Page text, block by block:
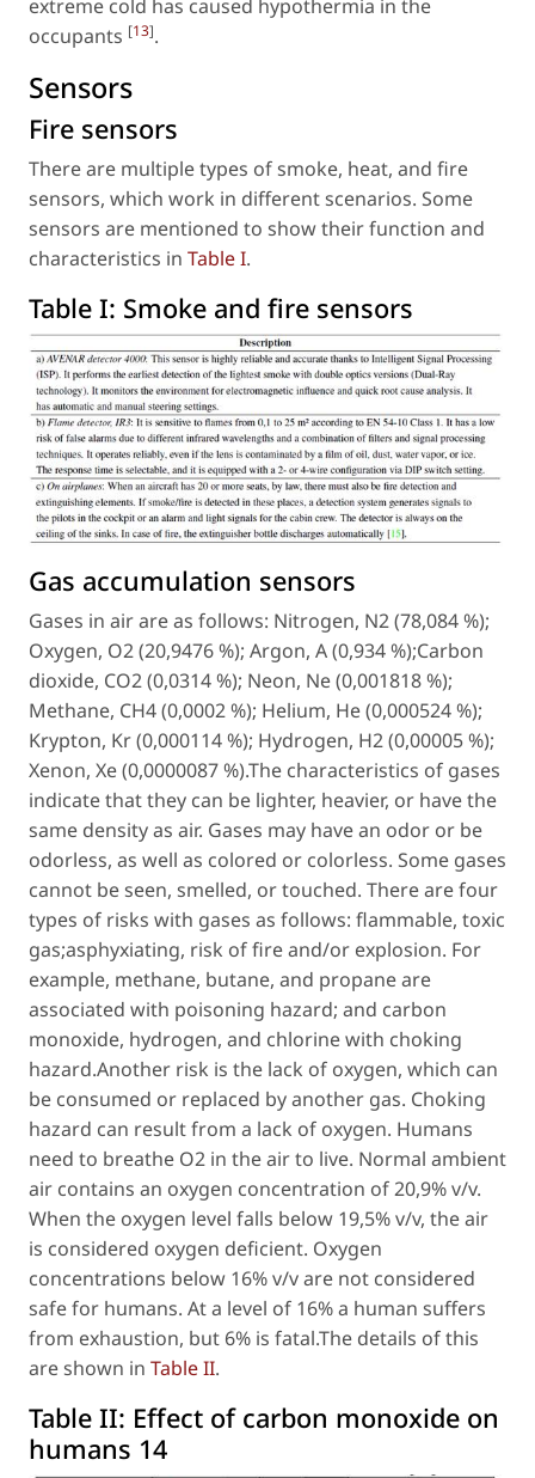
extreme cold has caused hypothermia in the
occupants [13].
Sensors
Fire sensors
There are multiple types of smoke, heat, and fire
sensors, which work in different scenarios. Some
sensors are mentioned to show their function and
characteristics in Table I.
Table I: Smoke and fire sensors
Gas accumulation sensors
Gases in air are as follows: Nitrogen, N2 (78,084 %);
Oxygen, O2 (20,9476 %); Argon, A (0,934 %);Carbon
dioxide, CO2 (0,0314 %); Neon, Ne (0,001818 %);
Methane, CH4 (0,0002 %); Helium, He (0,000524 %);
Krypton, Kr (0,000114 %); Hydrogen, H2 (0,00005 %);
Xenon, Xe (0,0000087 %).The characteristics of gases
indicate that they can be lighter, heavier, or have the
same density as air. Gases may have an odor or be
odorless, as well as colored or colorless. Some gases
cannot be seen, smelled, or touched. There are four
types of risks with gases as follows: flammable, toxic
gas;asphyxiating, risk of fire and/or explosion. For
example, methane, butane, and propane are
associated with poisoning hazard; and carbon
monoxide, hydrogen, and chlorine with choking
hazard.Another risk is the lack of oxygen, which can
be consumed or replaced by another gas. Choking
hazard can result from a lack of oxygen. Humans
need to breathe O2 in the air to live. Normal ambient
air contains an oxygen concentration of 20,9% v/v.
When the oxygen level falls below 19,5% v/v, the air
is considered oxygen deficient. Oxygen
concentrations below 16% v/v are not considered
safe for humans. At a level of 16% a human suffers
from exhaustion, but 6% is fatal.The details of this
are shown in Table II.
Table II: Effect of carbon monoxide on
humans 14